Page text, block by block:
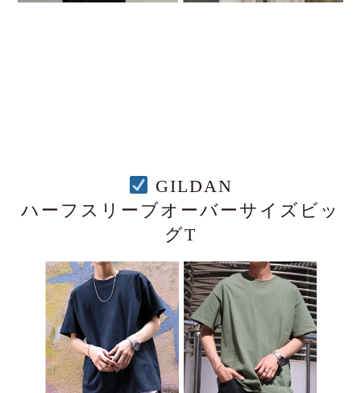
GILDAN
ハーフスリーブオーバーサイズビッ
グT